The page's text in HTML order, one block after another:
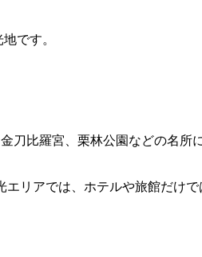
です。
刀比羅宮、栗林公園などの名所
リアでは、ホテルや旅館だけ